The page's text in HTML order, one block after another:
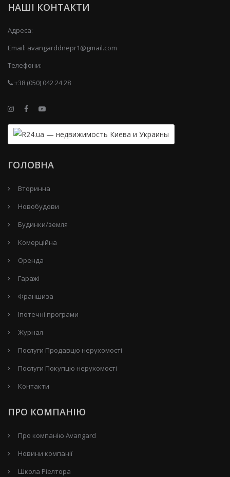
НАШІ КОНТАКТИ
Адреса:
Email: avangarddnepr1@gmail.com
Телефони:
+38 (050) 042 24 28
ГОЛОВНА
Вторинна
Новобудови
Будинки/земля
Комерційна
Оренда
Гаражі
Франшиза
Іпотечні програми
Журнал
Послуги Продавцю нерухомості
Послуги Покупцю нерухомості
Контакти
ПРО КОМПАНІЮ
Про компанію Avangard
Новини компанії
Школа Ріелтора